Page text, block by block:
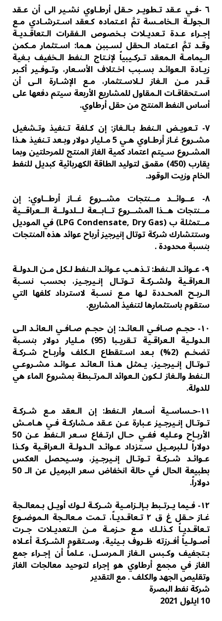
٦ -فـي عـقد تـطویـر حـقل أرطـاوي نشـیر الى أن عـقد
الـجولـة الـخامـسة تمَّ اعـتماده كـعقد اسـترشـادي مـع
إجـراء عـدة تـعدیـلات بـخصوص الـفقرات الـتعاقـدیـة
وقـد تمَّ اعـتماد الـحقل لسـببن ھـما: اسـتثمار مـكمن
الـیمامـة الـمعقد تـركـیبیاً لإنـتاج الـنفط الـخفیف بـغیة
زیـادة الـعوائـد بسـبب اخـتلاف الأسـعار، وتـوفـیر أكـبر
قـدر مـن الـغاز لـلاسـتثمار، مـع الإشـارة الـى أن
اسـتحقاقـات الـمقاول للمشاریع الأربعة سیتم دفعھا على
أساس النفط المنتج من حقل أرطاوي.
٧- تـعویـض الـنفط بـالـغاز: إن كـلفة تـنفیذ وتـشغیل
مشـروع غـاز أرطـاوي ھـي 5 مـلیار دولار وبـعد تـنفیذ ھـذا
المشـروع سـیتم اعتماد كمیة الغاز المنتج للمرحلتین وبما
یقارب (450) مقمق لتولید الطاقة الكھربائیة كبدیل للنفط
الخام وزیت الوقود.
٨- عــوائــد مــنتجات مشــروع غــاز أرطــاوي: إن
مــنتجات ھــذا المشــروع تــابــعة لــلدولــة الــعراقــیة
مــتمثلة ب (LPG Condensate, Dry Gas) في المودیل
وستتشارك شركة توتال إنیرجیز أرباح عوائد ھذه المنتجات
بنسبة محدودة .
٩- عـوائـد الـنفط: تـذھـب عـوائـد الـنفط لـكل مـن الـدولـة
الـعراقـیة ولشـركـة تـوتـال إنـیرجـیز، بحسب نسـبة
الـربـح المحـددة لـھا مـع نسـبة لاسترداد كلفھا التي
ستقوم باستثمارھا لتنفیذ المشاریع.
١٠- حجـم صـافـي الـعائـد: إن حجـم صـافـي الـعائـد الـى
الـدولـیة الـعراقـیة تـقریـبا (95) مـلیار دولار بنسـبة
تضخـم (2%) بـعد اسـتقطاع الـكلف وأربـاح شـركـة
تـوتـال إنـیرجـیز، یـمثل ھـذا الـعائـد عـوائـد مشـروعـي
الـنفط والـغاز لـكون الـعوائد الـمرتـبطة بمشروع الماء ھي
للدولة.
١١-حـساسـیة أسـعار الـنفط: إن الـعقد مـع شـركـة
تـوتـال إنـیرجـیز عـبارة عـن عـقد مـشاركـة فـي ھـامـش
الأربـاح وعـليه ففـي حـال ارتـفاع سـعر الـنفط عـن 50
دولاراً لـلبرمـیل سـتزداد عـوائـد الـدولـة الـعراقـیة وكـذا
عـوائـد شـركـة تـوتـال إنـیرجـیز، وسـیحصل العكس
بطبیعة الحال في حالة انخفاض سعر البرمیل عن الـ 50
دولاراً.
١٢- فـیما یـرتـبط بـإلـزامـیة شـركـة لـوك أویـل بـمعالـجة
غـاز حـقل غ ق ٢ تـعاقـدیـاً، تـمت مـعالـجة الـموضـوع
تـعاقـدیـاً كـذلـك مـع حـزمـة مـن الـتعدیـلات جـرت
أصـولـیاً أفـرزته ظـروف بـیئیة، وسـتقوم الشـركـة أعـلاه
بـتجفیف وكـبس الـغاز الـمرسـل، عـلماً أن إجـراء جمع
الغاز في مجمع أرطاوي ھو إجراء لتوحید معالجات الغاز
وتقلیص الجھد والكلف . مع التقدير
شركة نفط البصرة
10 ايلول 2021